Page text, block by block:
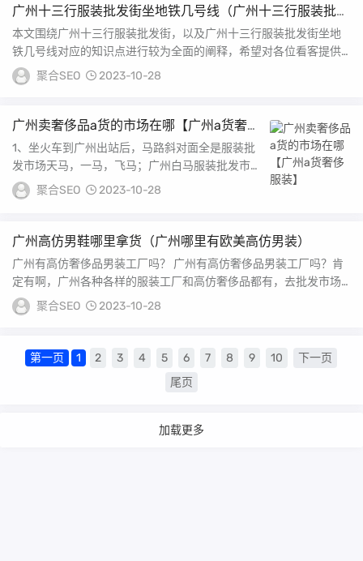
广州十三行服装批发街坐地铁几号线（广州十三行服装批发
街）
本文围绕广州十三行服装批发街，以及广州十三行服装批发街坐地
铁几号线对应的知识点进行较为全面的阐释，希望对各位看客提供
些许帮助，动动您的手...
聚合SEO 2023-10-28
广州卖奢侈品a货的市场在哪【广州a货奢侈
服装】
1、坐火车到广州出站后，马路斜对面全是服装批
发市场天马，一马，飞马；广州白马服装批发市场
地址广州市站南路16号 就在流花路那边 火车站...
聚合SEO 2023-10-28
广州高仿男鞋哪里拿货（广州哪里有欧美高仿男装）
广州有高仿奢侈品男装工厂吗？ 广州有高仿奢侈品男装工厂吗？肯
定有啊，广州各种各样的服装工厂和高仿奢侈品都有，去批发市场
问一下就知道了。去...
聚合SEO 2023-10-28
第一页 1 2 3 4 5 6 7 8 9 10
下一页
尾页
加载更多